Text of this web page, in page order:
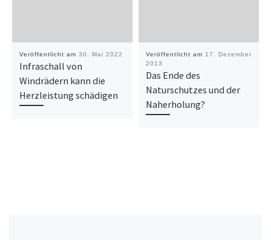
Veröffentlicht am 30. Mai 2022
Infraschall von
Windrädern kann die
Herzleistung schädigen
Veröffentlicht am 17. Dezember
2013
Das Ende des
Naturschutzes und der
Naherholung?